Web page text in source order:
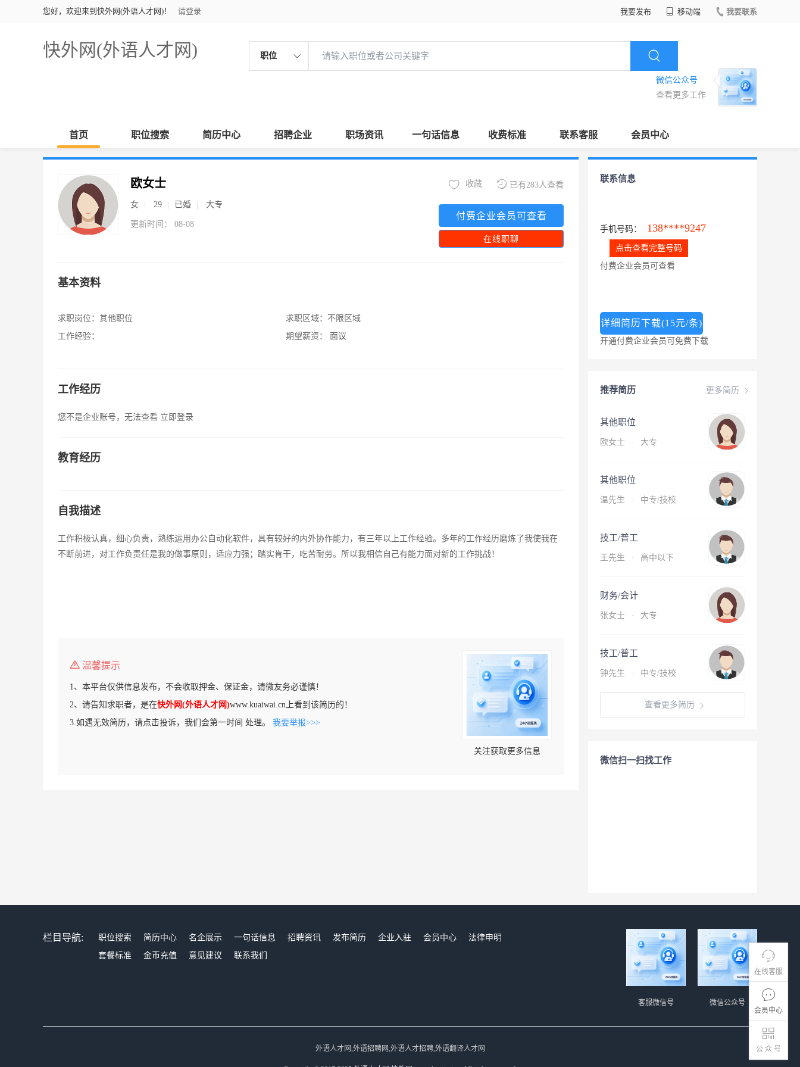
您好，欢迎来到快外网(外语人才网)！ 请登录 我要发布 移动端 我要联系
快外网(外语人才网) 职位
微信公众号
查看更多工作
首页 职位搜索 简历中心 招聘企业 职场资讯 一句话信息 收费标准 联系客服 会员中心
在线客服
会员中心
公 众 号
欧女士
女 29 已婚 大专
更新时间： 08-08
已有283人查看
收藏
付费企业会员可查看
在线职聊
基本资料
求职岗位： 其他职位
工作经验：
求职区域： 不限区域
期望薪资：
面议
工作经历
您不是企业账号，无法查看 立即登录
教育经历
自我描述
工作积极认真，细心负责，熟练运用办公自动化软件，具有较好的内外协作能力，有三年以上工作经验。多年的工作经历磨炼了我使我在
不断前进，对工作负责任是我的做事原则，适应力强；踏实肯干，吃苦耐劳。所以我相信自己有能力面对新的工作挑战！
温馨提示
1、本平台仅供信息发布，不会收取押金、保证金，请微友务必谨慎！
2、请告知求职者，是在快外网(外语人才网)www.kuaiwai.cn上看到该简历的！
3.如遇无效简历，请点击投诉，我们会第一时间 处理。 我要举报>>>
关注获取更多信息
联系信息
手机号码： 138****9247
点击查看完整号码
付费企业会员可查看
详细简历下载(15元/条)
开通付费企业会员可免费下载
更多简历
推荐简历
其他职位
欧女士 · 大专
其他职位
温先生 · 中专/技校
技工/普工
王先生 · 高中以下
财务/会计
张女士 · 大专
技工/普工
钟先生 · 中专/技校
查看更多简历
微信扫一扫找工作
栏目导航: 职位搜索 简历中心 名企展示 一句话信息 招聘资讯 发布简历 企业入驻 会员中心
法律申明
套餐标准
金币充值 意见建议 联系我们
微信公众号
客服微信号
外语人才网,外语招聘网,外语人才招聘,外语翻译人才网